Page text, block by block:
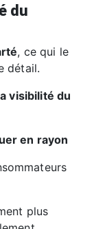
du
, ce qui le
détail.
visibilité du
en rayon
plus